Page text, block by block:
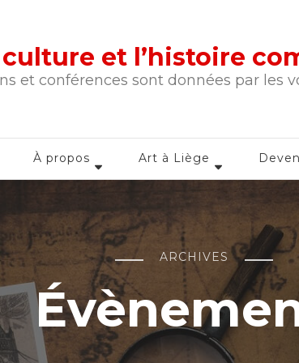
culture et l’histoire
et conférences sont données par les
À propos Art à Liège
ARCHIVES